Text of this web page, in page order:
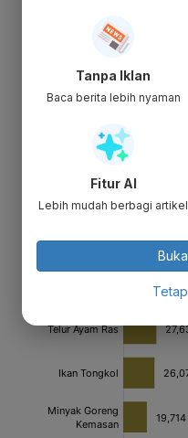
Tanpa Iklan
Baca berita lebih nyaman
Fitur AI
Lebih mudah berbagi artikel